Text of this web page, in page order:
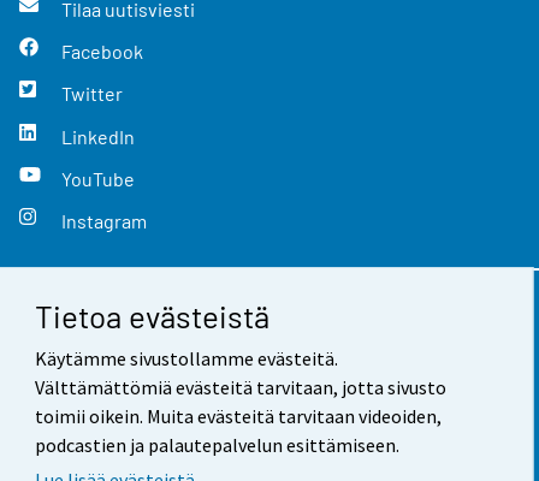
Tietoa evästeistä
Käytämme sivustollamme evästeitä.
Välttämättömiä evästeitä tarvitaan, jotta sivusto
toimii oikein. Muita evästeitä tarvitaan videoiden,
podcastien ja palautepalvelun esittämiseen.
Tilaa uutisviesti
Facebook
Twitter
LinkedIn
YouTube
Instagram
Yhteystiedot
Palaute
Käyttöehdot